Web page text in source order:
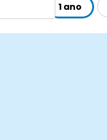
1 ano